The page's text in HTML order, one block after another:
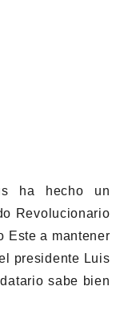
ha hecho un
Revolucionario
Este a mantener
presidente Luis
sabe bien